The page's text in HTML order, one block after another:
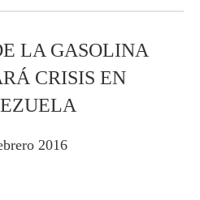
LA GASOLINA
CRISIS EN
2016